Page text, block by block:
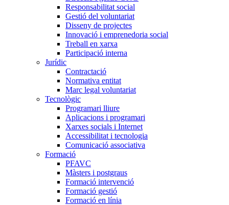
Responsabilitat social
Gestió del voluntariat
Disseny de projectes
Innovació i emprenedoria social
Treball en xarxa
Participació interna
Jurídic
Contractació
Normativa entitat
Marc legal voluntariat
Tecnològic
Programari lliure
Aplicacions i programari
Xarxes socials i Internet
Accessibilitat i tecnologia
Comunicació associativa
Formació
PFAVC
Màsters i postgraus
Formació intervenció
Formació gestió
Formació en línia